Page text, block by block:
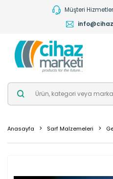
Müşteri
Anasayfa Sarf Malzemeleri